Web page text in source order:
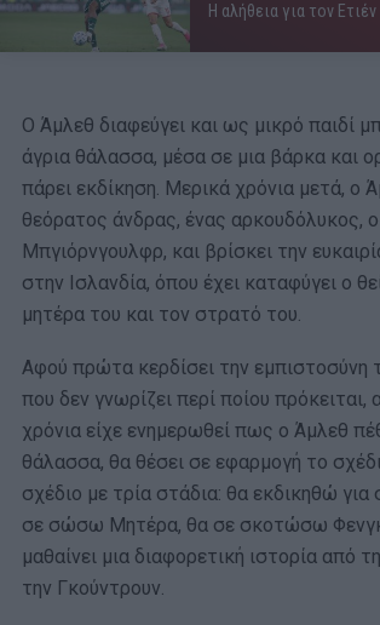
Η αλήθεια για τον
Ο Άμλεθ διαφεύγει και ως μικρό παιδί
άγρια θάλασσα, μέσα σε μια βάρκα και
πάρει εκδίκηση. Μερικά χρόνια μετά, ο
θεόρατος άνδρας, ένας αρκουδόλυκος, ο
Μπγιόρνγουλφρ, και βρίσκει την
στην Ισλανδία, όπου έχει καταφύγει ο
μητέρα του και τον στρατό του.
Αφού πρώτα κερδίσει την εμπιστοσύνη
που δεν γνωρίζει περί ποίου
χρόνια είχε ενημερωθεί πως ο Άμλεθ
θάλασσα, θα θέσει σε εφαρμογή το
σχέδιο με τρία στάδια: θα εκδικηθώ
σε σώσω Μητέρα, θα σε σκοτώσω
μαθαίνει μια διαφορετική ιστορία από
την Γκούντρουν.